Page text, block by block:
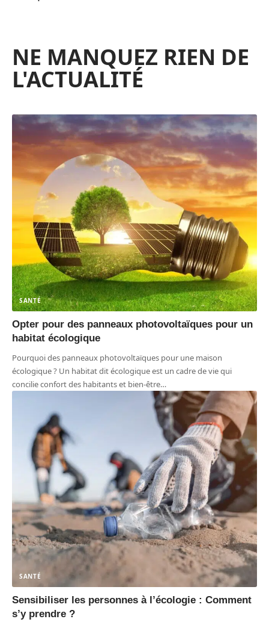
NE MANQUEZ RIEN DE
L'ACTUALITÉ
SANTÉ
Opter pour des panneaux photovoltaïques pour un
habitat écologique
Pourquoi des panneaux photovoltaïques pour une maison
écologique ? Un habitat dit écologique est un cadre de vie qui
concilie confort des habitants et bien-être…
SANTÉ
Sensibiliser les personnes à l’écologie : Comment
s’y prendre ?